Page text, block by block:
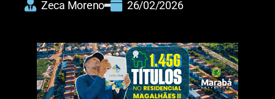
Zeca Moreno 26/02/2026